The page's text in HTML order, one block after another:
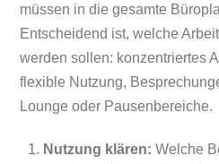
müssen in die gesamte
Entscheidend ist, welche
werden sollen: konzentriertes
flexible Nutzung,
Lounge oder Pausenbereiche.
Nutzung klären: Welche